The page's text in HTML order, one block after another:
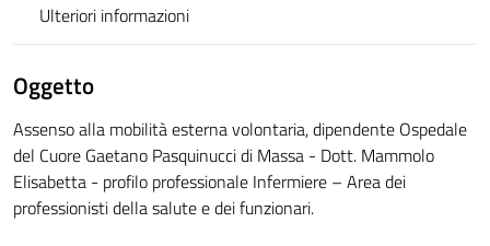
Ulteriori informazioni
Oggetto
Assenso alla mobilità esterna volontaria, dipendente Ospedale
del Cuore Gaetano Pasquinucci di Massa - Dott. Mammolo
Elisabetta - profilo professionale Infermiere – Area dei
professionisti della salute e dei funzionari.